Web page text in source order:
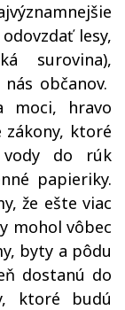
lesy,
surovina),
občanov.
moci, hravo
zákony, ktoré
vody do rúk
papieriky.
že ešte viac
mohol vôbec
byty a pôdu
dostanú do
ktoré budú